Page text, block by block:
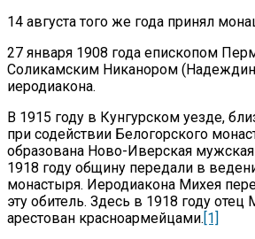
14 августа того же года принял
27 января 1908 года епископом
Соликамским Никанором
иеродиакона.
В 1915 году в Кунгурском уезде,
при содействии Белогорского
образована Ново-Иверская
1918 году общину передали в
монастыря. Иеродиакона Михея
эту обитель. Здесь в 1918 году
арестован красноармейцами.[1]